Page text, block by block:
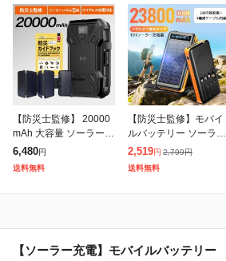
【防災士監修】 20000
mAh 大容量 ソーラーモ
バイルバッテリー 5枚
パネル モバイルバッテ
6,480円
送料無料
【防災士監修】モバイ
ルバッテリー ソーラー
スマホ充電器 ケーブル
内蔵 大容量 23800mAh
2,519円 2,799円
送料無料
【ソーラー充電】モバイルバッテリー